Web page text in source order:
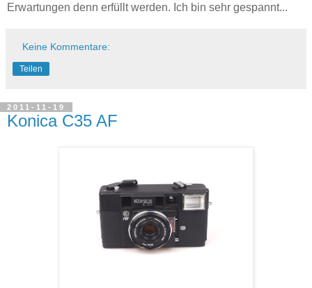
Erwartungen denn erfüllt werden. Ich bin sehr gespannt...
Keine Kommentare:
Teilen
2011-11-19
Konica C35 AF